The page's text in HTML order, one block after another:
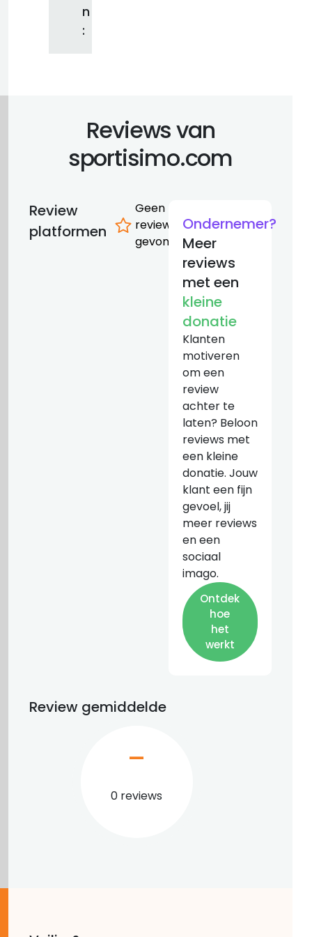
n
:
Reviews van
sportisimo.com
Review
platformen
Geen
reviews
gevonden
Ondernemer?
Meer
reviews
met een
kleine
donatie
Klanten
motiveren
om een
review
achter te
laten? Beloon
reviews met
een kleine
donatie. Jouw
klant een fijn
gevoel, jij
meer reviews
en een
sociaal
imago.
Ontdek
hoe
het
werkt
Review gemiddelde
0 reviews
–